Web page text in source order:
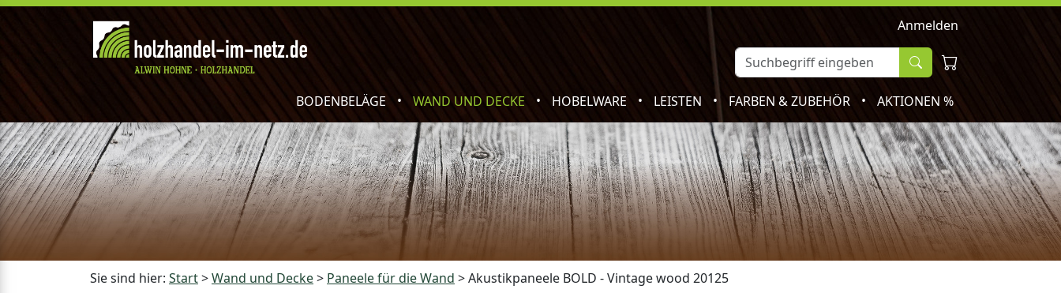
Anmelden
BODENBELÄGE • WAND UND DECKE • HOBELWARE • LEISTEN • FARBEN & ZUBEHÖR • AKTIONEN %
Sie sind hier: Start>Wand und Decke> Paneele für die Wand >Akustikpaneele BOLD - Vintage wood 20125